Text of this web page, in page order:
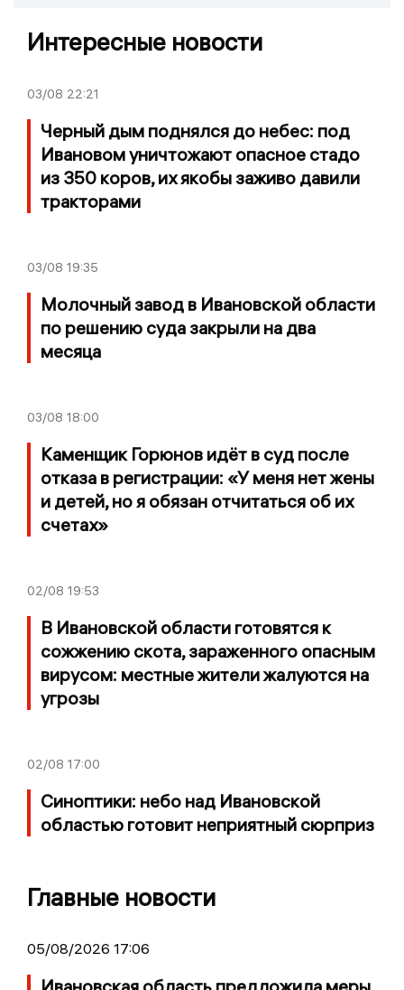
Интересные новости
03/08 22:21
Черный дым поднялся до небес: под
Ивановом уничтожают опасное стадо
из 350 коров, их якобы заживо давили
тракторами
03/08 19:35
Молочный завод в Ивановской области
по решению суда закрыли на два
месяца
03/08 18:00
Каменщик Горюнов идёт в суд после
отказа в регистрации: «У меня нет жены
и детей, но я обязан отчитаться об их
счетах»
02/08 19:53
В Ивановской области готовятся к
сожжению скота, зараженного опасным
вирусом: местные жители жалуются на
угрозы
02/08 17:00
Синоптики: небо над Ивановской
областью готовит неприятный сюрприз
Главные новости
05/08/2026 17:06